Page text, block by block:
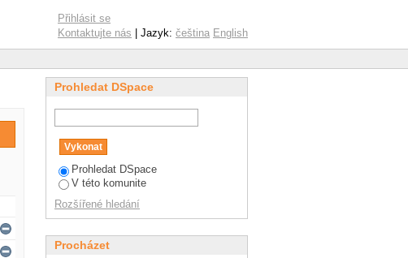
Přihlásit se
Kontaktujte nás | Jazyk: čeština English
Prohledat DSpace
Prohledat DSpace
V této komunite
Rozšířené hledání
Procházet